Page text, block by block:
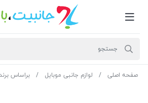
صفحه اصلی لوازم جانبی موبایل براساس